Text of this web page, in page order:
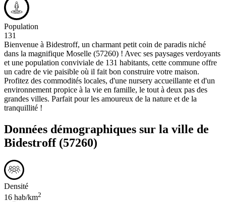
Population
131
Bienvenue à Bidestroff, un charmant petit coin de paradis niché
dans la magnifique Moselle (57260) ! Avec ses paysages verdoyants
et une population conviviale de 131 habitants, cette commune offre
un cadre de vie paisible où il fait bon construire votre maison.
Profitez des commodités locales, d'une nursery accueillante et d'un
environnement propice à la vie en famille, le tout à deux pas des
grandes villes. Parfait pour les amoureux de la nature et de la
tranquillité !
Données démographiques sur la ville de
Bidestroff(57260)
Densité
16 hab/km2